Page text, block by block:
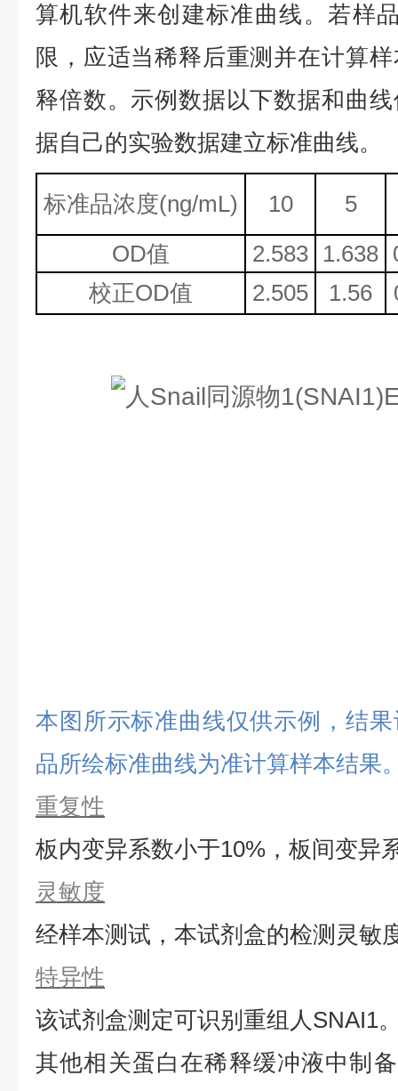
算机软件来创建标准曲线。若样
限，应适当稀释后重测并在计算
释倍数。示例数据以下数据和曲
据自己的实验数据建立标准曲线。
标准品浓度(ng/mL) 10
5
OD值
2.583 1.638
校正OD值 2.505 1.56
本图所示标准曲线仅供示例，结
品所绘标准曲线为准计算样本结果
重复性
板内变异系数小于10%，板间变异
灵敏度
经样本测试，本试剂盒的检测灵敏
特异性
该试剂盒测定可识别重组 人SNAI1
其他相关蛋白在稀释缓冲液中制